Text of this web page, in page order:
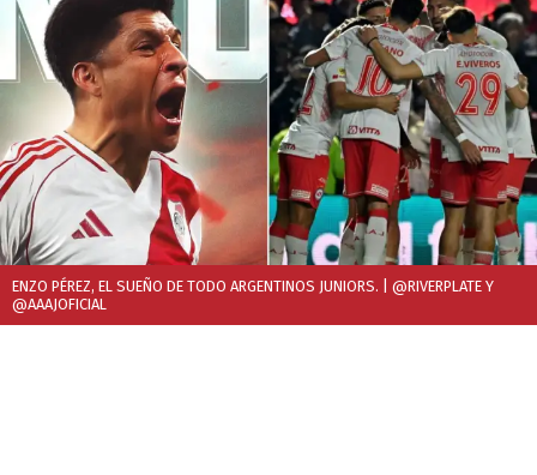
ENZO PÉREZ, EL SUEÑO DE TODO ARGENTINOS JUNIORS. | @RIVERPLATE Y
@AAAJOFICIAL